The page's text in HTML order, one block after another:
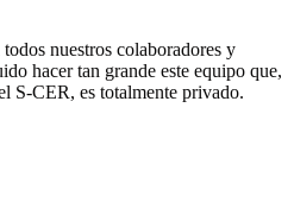
nuestros colaboradores y
hacer tan grande este equipo que,
S-CER, es totalmente privado.